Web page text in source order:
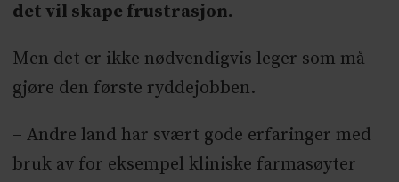
det vil skape frustrasjon.
Men det er ikke nødvendigvis leger som må
gjøre den første ryddejobben.
– Andre land har svært gode erfaringer med
bruk av for eksempel kliniske farmasøyter